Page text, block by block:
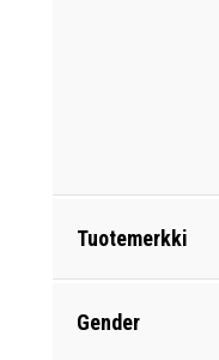
Tuotemerkki
Gender